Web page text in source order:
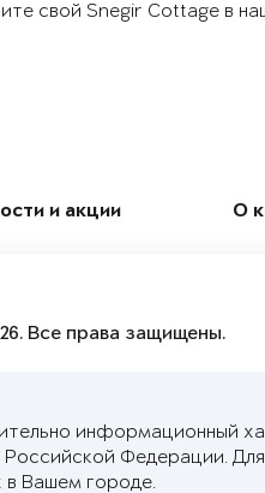
свой Snegir Cottage в
и акции О
Все права защищены.
информационный
Российской Федерации.
Вашем городе.